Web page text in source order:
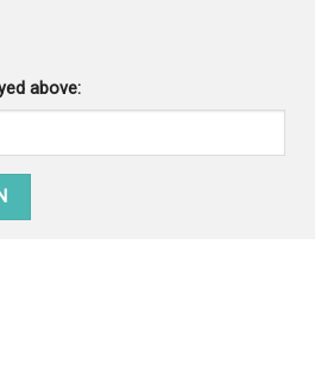
above: